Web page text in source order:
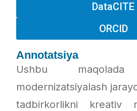
DataCITE
ORCID
Annotatsiya
Ushbu maqolada
modernizatsiyalash
tadbirkorlikni kreativ